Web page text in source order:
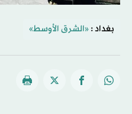
بغداد : «الشرق الأوسط»